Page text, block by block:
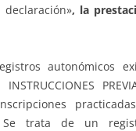
, la
autonómicos
INSTRUCCIONES
Se trata de un